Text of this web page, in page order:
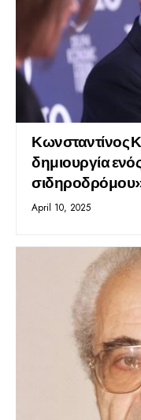
Κωνσταντίνος
δημιουργία
April 10, 2025